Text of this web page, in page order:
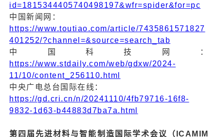
id=1815344405740498197&wfr=spider&for=pc
中国新闻网：
https://www.toutiao.com/article/7435861571827
401252/?channel=&source=search_tab
中国科技网：
https://www.stdaily.com/web/gdxw/2024-
11/10/content_256110.html
中央广电总台国际在线：
https://gd.cri.cn/n/20241110/4fb79716-16f8-
9832-1d63-b44883d7ba7a.html
第四届先进材料与智能制造国际学术会议（ICAMIM